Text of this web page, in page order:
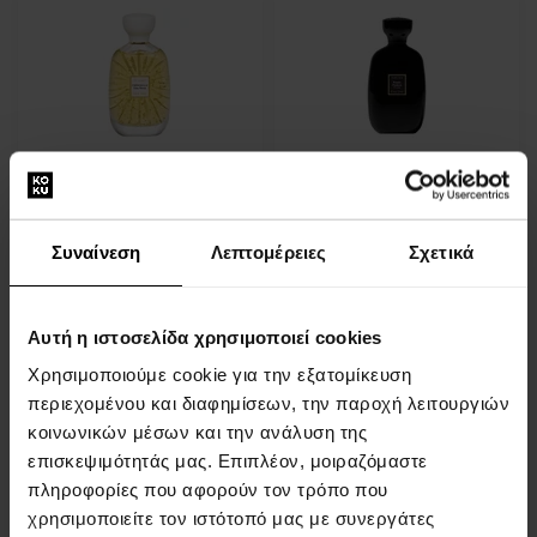
Συναίνεση Λεπτομέρειες Σχετικά
Αυτή η ιστοσελίδα χρησιμοποιεί cookies
Χρησιμοποιούμε cookie για την εξατομίκευση
περιεχομένου και διαφημίσεων, την παροχή λειτουργιών
κοινωνικών μέσων και την ανάλυση της
επισκεψιμότητάς μας. Επιπλέον, μοιραζόμαστε
πληροφορίες που αφορούν τον τρόπο που
χρησιμοποιείτε τον ιστότοπό μας με συνεργάτες
Atelier des Ors Crepuscule
Des Ames Eau de Parfum -
Tester
100ml - Eau de Parfum - Για
Άνδρες Και Γυναίκες
13.08.
92,00 €
Atelier des Ors Kawa Karda
Extrait de Parfum Eau de
Parfum
100ml - Eau de Parfum - Για
Άνδρες Και Γυναίκες
13.08.
201,00 €